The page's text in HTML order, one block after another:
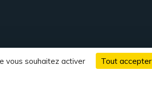
vous souhaitez activer Tout accepter